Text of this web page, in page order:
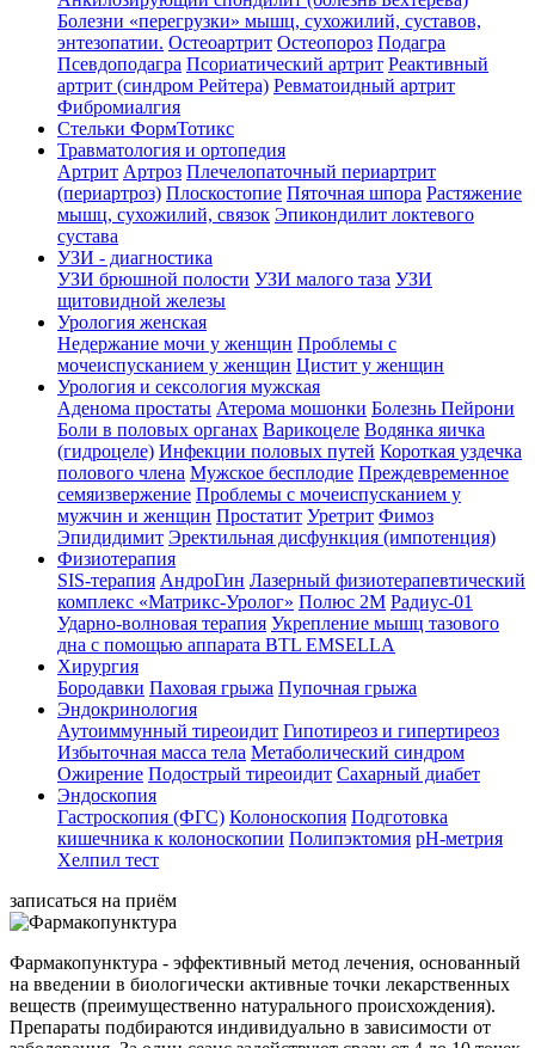
Болезни «перегрузки» мышц, сухожилий, суставов,
энтезопатии. Остеоартрит Остеопороз Подагра
Псевдоподагра Псориатический артрит Реактивный
артрит (синдром Рейтера) Ревматоидный артрит
Фибромиалгия
Стельки ФормТотикс
Травматология и ортопедия
Артрит Артроз Плечелопаточный периартрит
(периартроз) Плоскостопие Пяточная шпора Растяжение
мышц, сухожилий, связок Эпикондилит локтевого
сустава
УЗИ - диагностика
УЗИ брюшной полости УЗИ малого таза УЗИ
щитовидной железы
Урология женская
Недержание мочи у женщин Проблемы с
мочеиспусканием у женщин Цистит у женщин
Урология и сексология мужская
Аденома простаты Атерома мошонки Болезнь Пейрони
Боли в половых органах Варикоцеле Водянка яичка
(гидроцеле) Инфекции половых путей Короткая уздечка
полового члена Мужское бесплодие Преждевременное
семяизвержение Проблемы с мочеиспусканием у
мужчин и женщин Простатит Уретрит Фимоз
Эпидидимит Эректильная дисфункция (импотенция)
Физиoтepaпия
SIS-терапия АндроГин Лазерный физиотерапевтический
комплекс «Матрикс-Уролог» Полюс 2М Радиус-01
Ударно-волновая терапия Укрепление мышц тазового
дна с помощью аппарата BTL EMSELLA
Хирургия
Бородавки Паховая грыжа Пупочная грыжа
Эндокринология
Аутоиммунный тиреоидит Гипотиреоз и гипертиреоз
Избыточная масса тела Метаболический синдром
Ожирение Подострый тиреоидит Сахарный диабет
Эндоскопия
Гастроскопия (ФГС) Колоноскопия Подготовка
кишечника к колоноскопии Полипэктомия рН-метрия
Хелпил тест
записаться на приём
Фармакопунктура - эффективный метод лечения, основанный
на введении в биологически активные точки лекарственных
веществ (преимущественно натурального происхождения).
Препараты подбираются индивидуально в зависимости от